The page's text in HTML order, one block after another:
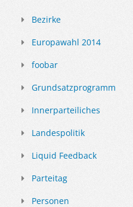
Bezirke
Europawahl 2014
foobar
Grundsatzprogramm
Innerparteiliches
Landespolitik
Liquid Feedback
Parteitag
Personen